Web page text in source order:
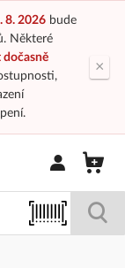
8. 2026bude
Některé
×
Přihlásit/